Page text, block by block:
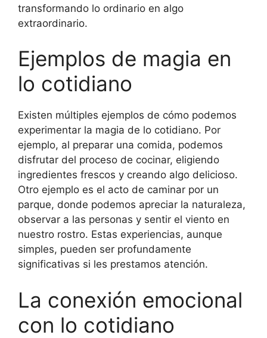
transformando lo ordinario en algo
extraordinario.
Ejemplos de magia en
lo cotidiano
Existen múltiples ejemplos de cómo podemos
experimentar la magia de lo cotidiano. Por
ejemplo, al preparar una comida, podemos
disfrutar del proceso de cocinar, eligiendo
ingredientes frescos y creando algo delicioso.
Otro ejemplo es el acto de caminar por un
parque, donde podemos apreciar la naturaleza,
observar a las personas y sentir el viento en
nuestro rostro. Estas experiencias, aunque
simples, pueden ser profundamente
significativas si les prestamos atención.
La conexión emocional
con lo cotidiano